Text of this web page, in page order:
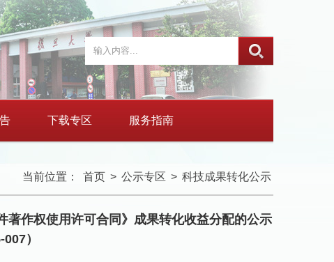
下载专区 服务指南
当前位置： 首页 > 公示专区 > 科技成果转化公示
作权使用许可合同》成果转化收益分配的公示
）